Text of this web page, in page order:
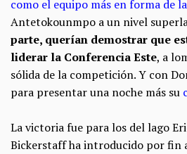
como el equipo más en forma de
Antetokounmpo a un nivel
parte, querían demostrar que
liderar la Conferencia Este, a
sólida de la competición. Y con
para presentar una noche más su
La victoria fue para los del lago
Bickerstaff ha introducido por fin